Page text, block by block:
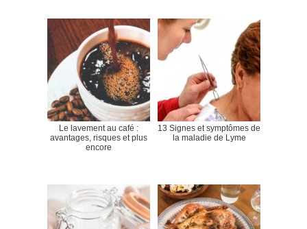
Le lavement au café :
avantages, risques et plus
encore
13 Signes et symptômes de
la maladie de Lyme